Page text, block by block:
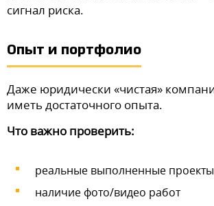
сигнал риска.
Опыт и портфолио
Даже юридически «чистая»
иметь достаточного опыта.
Что важно проверить:
реальные выполненные проекты
наличие фото/видео работ